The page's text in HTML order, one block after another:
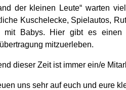
der kleinen Leute“ warten
Kuschelecke, Spielautos,
mit Babys. Hier gibt es einen
mitzuerleben.
dieser Zeit ist immer ein/e
uns sehr auf euch und eure